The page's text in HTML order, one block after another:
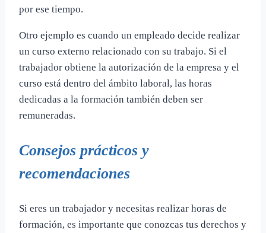
por ese tiempo.
Otro ejemplo es cuando un empleado decide realizar
un curso externo relacionado con su trabajo. Si el
trabajador obtiene la autorización de la empresa y el
curso está dentro del ámbito laboral, las horas
dedicadas a la formación también deben ser
remuneradas.
Consejos prácticos y
recomendaciones
Si eres un trabajador y necesitas realizar horas de
formación, es importante que conozcas tus derechos y